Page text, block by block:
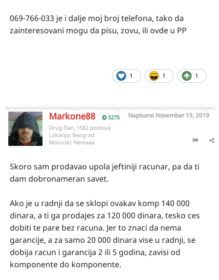
069-766-033 je i dalje moj broj telefona, tako da
zainteresovani mogu da pisu, zovu, ili ovde u PP
1 1 1
Markone88 5275 Napisano Novembar 15, 2019
Drug član, 1582 postova
Lokacija: Beograd
Motocikl: Nemaaa
Skoro sam prodavao upola jeftiniji racunar, pa da ti
dam dobronameran savet.
Ako je u radnji da se sklopi ovakav komp 140 000
dinara, a ti ga prodajes za 120 000 dinara, tesko ces
dobiti te pare bez racuna. Jer to znaci da nema
garancije, a za samo 20 000 dinara vise u radnji, se
dobija racun i garancija 2 ili 5 godina, zavisi od
komponente do komponente.